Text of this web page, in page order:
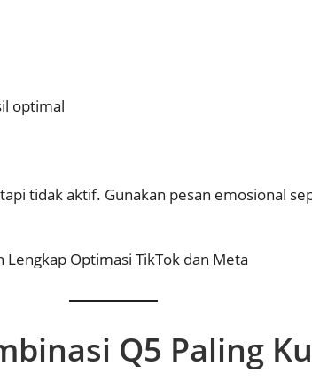
optimal
tidak aktif. Gunakan pesan emosional
Optimasi TikTok dan Meta
Q5 Paling